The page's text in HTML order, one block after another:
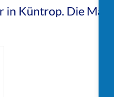
Küntrop. Die